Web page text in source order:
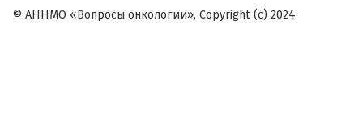
© АННМО «Вопросы онкологии», Copyright (c) 2024